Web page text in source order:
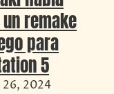
remake
para
5
2024